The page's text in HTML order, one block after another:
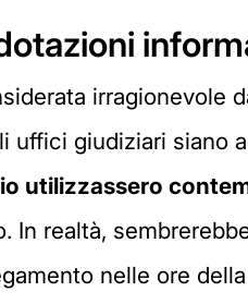
uffici giudiziari siano
utilizzassero
In realtà,
nelle ore